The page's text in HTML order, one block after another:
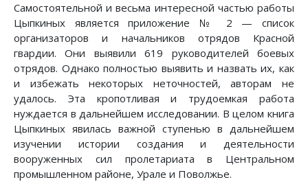
Самостоятельной и весьма интересной частью работы
Цыпкиных является приложение № 2 — список
организаторов и начальников отрядов Красной
гвардии. Они выявили 619 руководителей боевых
отрядов. Однако полностью выявить и назвать их, как
и избежать некоторых неточностей, авторам не
удалось. Эта кропотливая и трудоемкая работа
нуждается в дальнейшем исследовании. В целом книга
Цыпкиных явилась важной ступенью в дальнейшем
изучении истории создания и деятельности
вооруженных сил пролетариата в Центральном
промышленном районе, Урале и Поволжье.